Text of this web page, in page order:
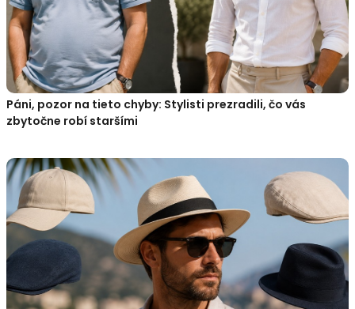
Páni, pozor na tieto chyby: Stylisti prezradili, čo vás
zbytočne robí staršími